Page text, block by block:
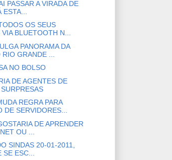
PASSAR A VIRADA DE
OS SEUS
BLUETOOTH N...
PANORAMA DA
GRANDE ...
NO BOLSO
DE AGENTES DE
REGRA PARA
DE SERVIDORES...
DE APRENDER
OU ...
SINDAS 20-01-2011,
ESC...